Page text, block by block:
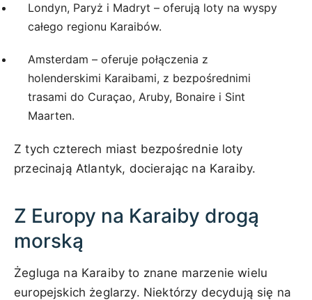
Londyn, Paryż i Madryt – oferują loty na wyspy
całego regionu Karaibów.
Amsterdam – oferuje połączenia z
holenderskimi Karaibami, z bezpośrednimi
trasami do Curaçao, Aruby, Bonaire i Sint
Maarten.
Z tych czterech miast bezpośrednie loty
przecinają Atlantyk, docierając na Karaiby.
Z Europy na Karaiby drogą
morską
Żegluga na Karaiby to znane marzenie wielu
europejskich żeglarzy. Niektórzy decydują się na